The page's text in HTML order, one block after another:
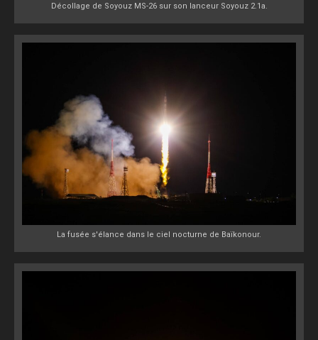
Décollage de Soyouz MS-26 sur son lanceur Soyouz 2.1a.
La fusée s'élance dans le ciel nocturne de Baïkonour.